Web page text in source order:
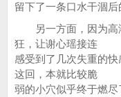
留下了一条口水干涸后
另一方面，因为高
狂，让谢心瑶接连
感受到了几次失重的
这回，本就比较脆
弱的小穴似乎终于燃